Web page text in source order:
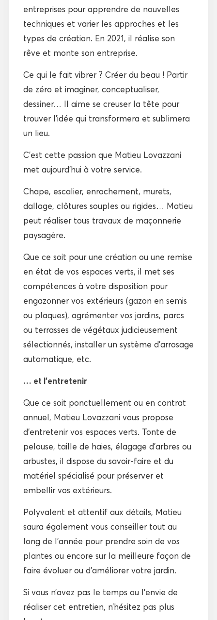
entreprises pour apprendre de nouvelles
techniques et varier les approches et les
types de création. En 2021, il réalise son
rêve et monte son entreprise.
Ce qui le fait vibrer ? Créer du beau ! Partir
de zéro et imaginer, conceptualiser,
dessiner… Il aime se creuser la tête pour
trouver l’idée qui transformera et sublimera
un lieu.
C’est cette passion que Matieu Lovazzani
met aujourd’hui à votre service.
Chape, escalier, enrochement, murets,
dallage, clôtures souples ou rigides… Matieu
peut réaliser tous travaux de maçonnerie
paysagère.
Que ce soit pour une création ou une remise
en état de vos espaces verts, il met ses
compétences à votre disposition pour
engazonner vos extérieurs (gazon en semis
ou plaques), agrémenter vos jardins, parcs
ou terrasses de végétaux judicieusement
sélectionnés, installer un système d’arrosage
automatique, etc.
… et l’entretenir
Que ce soit ponctuellement ou en contrat
annuel, Matieu Lovazzani vous propose
d’entretenir vos espaces verts. Tonte de
pelouse, taille de haies, élagage d’arbres ou
arbustes, il dispose du savoir-faire et du
matériel spécialisé pour préserver et
embellir vos extérieurs.
Polyvalent et attentif aux détails, Matieu
saura également vous conseiller tout au
long de l’année pour prendre soin de vos
plantes ou encore sur la meilleure façon de
faire évoluer ou d’améliorer votre jardin.
Si vous n’avez pas le temps ou l’envie de
réaliser cet entretien, n’hésitez pas plus